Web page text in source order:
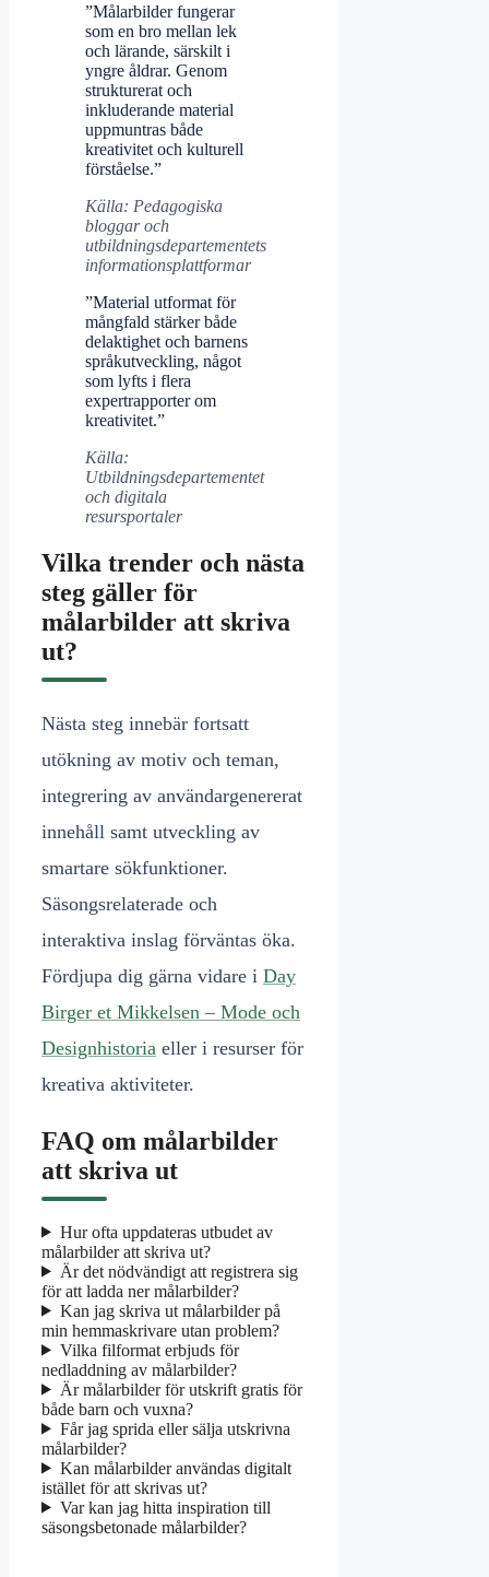
”Målarbilder fungerar
som en bro mellan lek
och lärande, särskilt i
yngre åldrar. Genom
strukturerat och
inkluderande material
uppmuntras både
kreativitet och kulturell
förståelse.”
Källa: Pedagogiska
bloggar och
utbildningsdepartementets
informationsplattformar
”Material utformat för
mångfald stärker både
delaktighet och barnens
språkutveckling, något
som lyfts i flera
expertrapporter om
kreativitet.”
Källa:
Utbildningsdepartementet
och digitala
resursportaler
Vilka trender och nästa
steg gäller för
målarbilder att skriva
ut?
Nästa steg innebär fortsatt
utökning av motiv och teman,
integrering av användargenererat
innehåll samt utveckling av
smartare sökfunktioner.
Säsongsrelaterade och
interaktiva inslag förväntas öka.
Fördjupa dig gärna vidare i Day
Birger et Mikkelsen – Mode och
Designhistoria eller i resurser för
kreativa aktiviteter.
FAQ om målarbilder
att skriva ut
Hur ofta uppdateras utbudet av
målarbilder att skriva ut?
Är det nödvändigt att registrera sig
för att ladda ner målarbilder?
Kan jag skriva ut målarbilder på
min hemmaskrivare utan problem?
Vilka filformat erbjuds för
nedladdning av målarbilder?
Är målarbilder för utskrift gratis för
både barn och vuxna?
Får jag sprida eller sälja utskrivna
målarbilder?
Kan målarbilder användas digitalt
istället för att skrivas ut?
Var kan jag hitta inspiration till
säsongsbetonade målarbilder?